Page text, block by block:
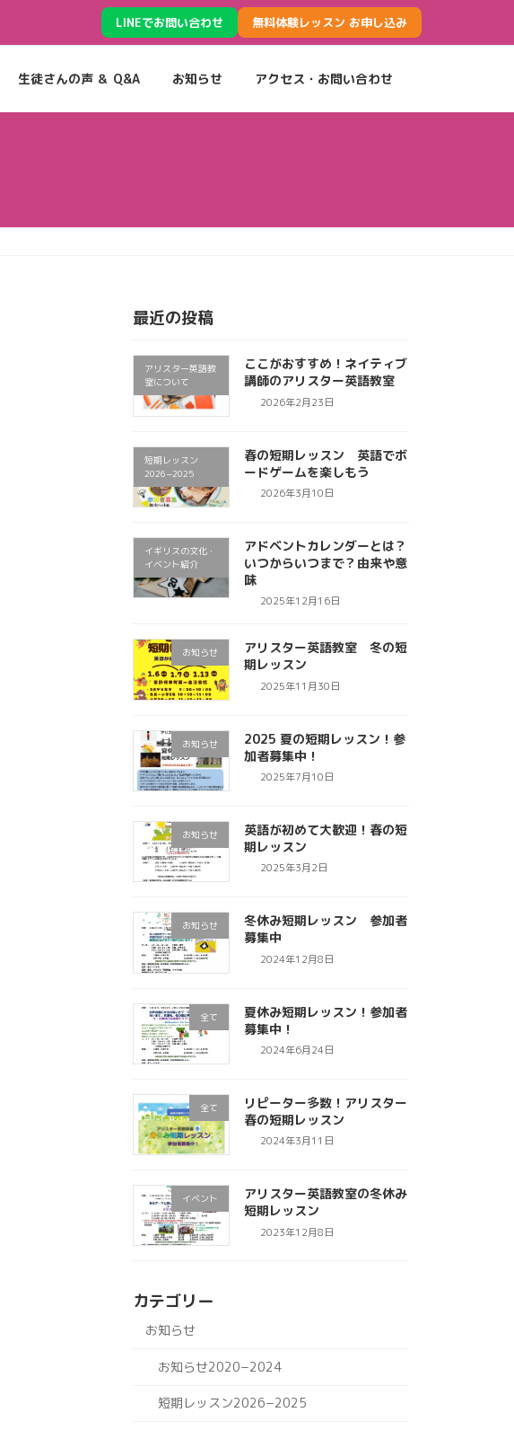
LINEでお問い合わせ 無料体験レッスン お申し込み
生徒さんの声 ＆ Q&A お知らせ アクセス・お問い合わせ
最近の投稿
アリスター英語教
室について
ここがおすすめ！ネイティブ
講師のアリスター英語教室
2026年2月23日
短期レッスン
2026−2025
春の短期レッスン 英語でボ
ードゲームを楽しもう
2026年3月10日
イギリスの文化・
イベント紹介
アドベントカレンダーとは？
いつからいつまで？由来や意
味
2025年12月16日
お知らせ
アリスター英語教室 冬の短
期レッスン
2025年11月30日
お知らせ
2025 夏の短期レッスン！参
加者募集中！
2025年7月10日
お知らせ
英語が初めて大歓迎！春の短
期レッスン
2025年3月2日
お知らせ
冬休み短期レッスン 参加者
募集中
2024年12月8日
全て
夏休み短期レッスン！参加者
募集中！
2024年6月24日
全て
リピーター多数！アリスター
春の短期レッスン
2024年3月11日
イベント
アリスター英語教室の冬休み
短期レッスン
2023年12月8日
カテゴリー
お知らせ
お知らせ2020−2024
短期レッスン2026−2025